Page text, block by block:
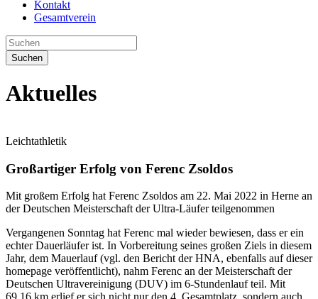
Kontakt
Gesamtverein
Suchen
Aktuelles
Leichtathletik
Großartiger Erfolg von Ferenc Zsoldos
Mit großem Erfolg hat Ferenc Zsoldos am 22. Mai 2022 in Herne an
der Deutschen Meisterschaft der Ultra-Läufer teilgenommen
Vergangenen Sonntag hat Ferenc mal wieder bewiesen, dass er ein
echter Dauerläufer ist. In Vorbereitung seines großen Ziels in diesem
Jahr, dem Mauerlauf (vgl. den Bericht der HNA, ebenfalls auf dieser
homepage veröffentlicht), nahm Ferenc an der Meisterschaft der
Deutschen Ultravereinigung (DUV) im 6-Stundenlauf teil. Mit